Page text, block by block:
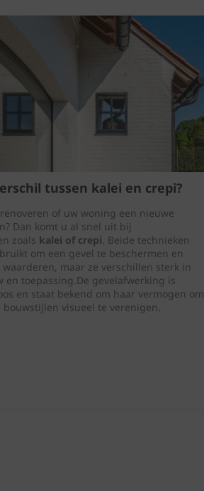
tussen kalei en crepi?
of uw woning een nieuwe
Dan komt u al snel uit bij
zoals kalei of crepi. Beide technieken
om een gevel te beschermen en
maar ze verschillen sterk in
en toepassing.De gevelafwerking is
en staat bekend om haar vermogen om
bouwstijlen visueel te verenigen.